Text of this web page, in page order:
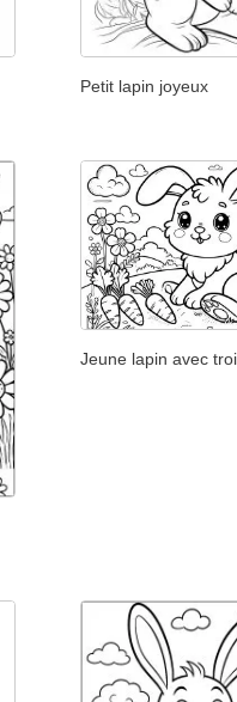
Petit lapin joyeux
Jeune lapin avec